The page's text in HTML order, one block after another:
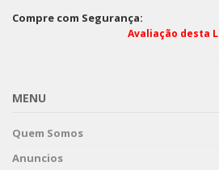
Compre com Segurança:
Avaliação desta
MENU
Quem Somos
Anuncios